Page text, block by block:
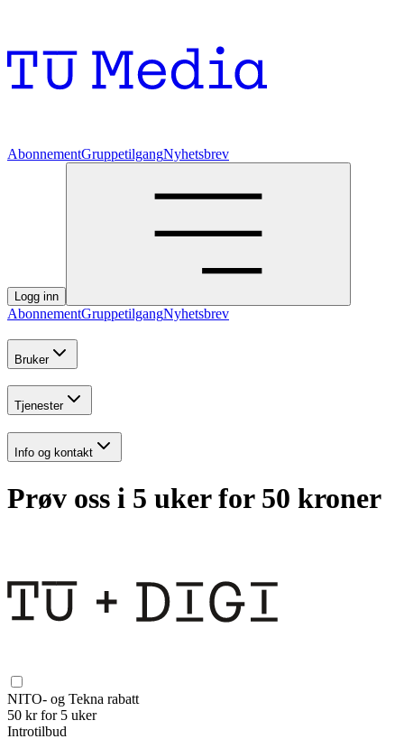
AbonnementGruppetilgangNyhetsbrev
Logg inn
AbonnementGruppetilgangNyhetsbrev
Bruker
Tjenester
Info og kontakt
Prøv oss i 5 uker for 50 kroner
NITO- og Tekna rabatt
50 kr for 5 uker
Introtilbud